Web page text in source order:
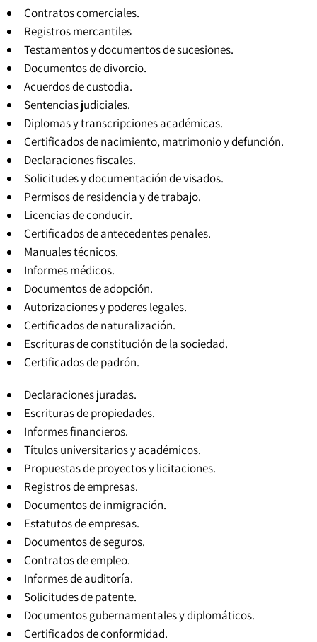
Contratos comerciales.
Registros mercantiles
Testamentos y documentos de sucesiones.
Documentos de divorcio.
Acuerdos de custodia.
Sentencias judiciales.
Diplomas y transcripciones académicas.
Certificados de nacimiento, matrimonio y defunción.
Declaraciones fiscales.
Solicitudes y documentación de visados.
Permisos de residencia y de trabajo.
Licencias de conducir.
Certificados de antecedentes penales.
Manuales técnicos.
Informes médicos.
Documentos de adopción.
Autorizaciones y poderes legales.
Certificados de naturalización.
Escrituras de constitución de la sociedad.
Certificados de padrón.
Declaraciones juradas.
Escrituras de propiedades.
Informes financieros.
Títulos universitarios y académicos.
Propuestas de proyectos y licitaciones.
Registros de empresas.
Documentos de inmigración.
Estatutos de empresas.
Documentos de seguros.
Contratos de empleo.
Informes de auditoría.
Solicitudes de patente.
Documentos gubernamentales y diplomáticos.
Certificados de conformidad.